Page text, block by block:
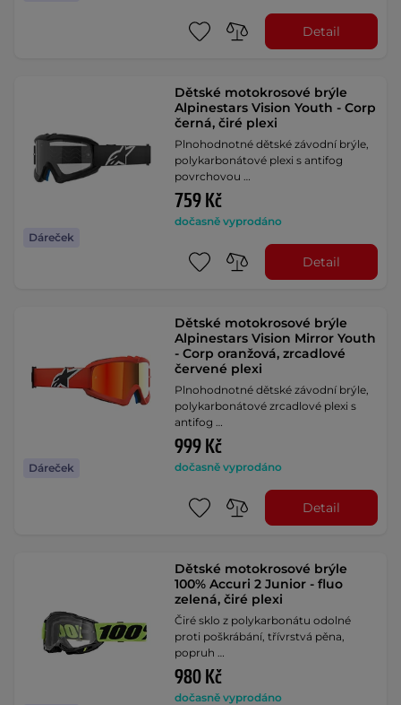
Detail
Dáreček
Dětské motokrosové brýle
Alpinestars Vision Youth - Corp
černá, čiré plexi
Plnohodnotné dětské závodní brýle,
polykarbonátové plexi s antifog
povrchovou …
759 Kč
dočasně vyprodáno
Detail
Dáreček
Dětské motokrosové brýle
Alpinestars Vision Mirror Youth
- Corp oranžová, zrcadlové
červené plexi
Plnohodnotné dětské závodní brýle,
polykarbonátové zrcadlové plexi s
antifog …
999 Kč
dočasně vyprodáno
Detail
Dětské motokrosové brýle
100% Accuri 2 Junior - fluo
zelená, čiré plexi
Čiré sklo z polykarbonátu odolné
proti poškrábání, třívrstvá pěna,
popruh …
980 Kč
dočasně vyprodáno